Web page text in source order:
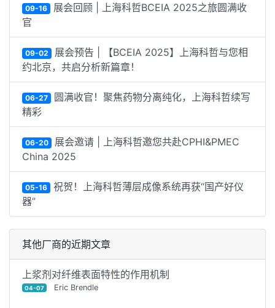
09-16 展会回顾 | 上海科哲BCEIA 2025之旅圆满收
官
09-02 展会预告 | 【BCEIA 2025】上海科哲与您相
约北京，共启分析新篇章！
06-27 圆满收官！聚焦药物分离纯化，上海科哲续写
精彩
06-20 展会邀请 | 上海科哲邀您共赴CPHI&PMEC
China 2025
05-16 祝贺！上海科哲薄层成像系统再获“国产好仪
器”
其他厂商的近期文章
上浆剂对纤维表面特性的作用机制
04-07 Eric Brendle